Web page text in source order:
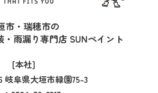
市・瑞穂市の
雨漏り専門店 SUNペイント
[本社]
岐阜県大垣市緑園75-3